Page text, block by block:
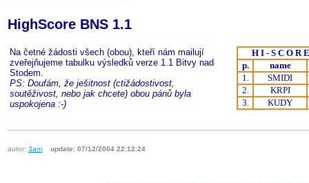
HighScore BNS 1.1
Na četné žádosti všech (obou), kteří nám mailují
zveřejňujeme tabulku výsledků verze 1.1 Bitvy nad
Stodem.
PS: Doufám, že ješitnost (ctižádostivost,
soutěživost, nebo jak chcete) obou pánů byla
uspokojena :-)
H I - S C O R
p.
name
1.
SMIDI
2.
KRPI
3.
KUDY
autor: 3am update: 07/12/2004 22:12:24